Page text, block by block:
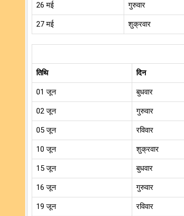
26 मई गुरुवार
27 मई शुक्रवार
तिथि दिन
01 जून बुधवार
02 जून गुरुवार
05 जून रविवार
10 जून शुक्रवार
15 जून बुधवार
16 जून गुरुवार
19 जून रविवार